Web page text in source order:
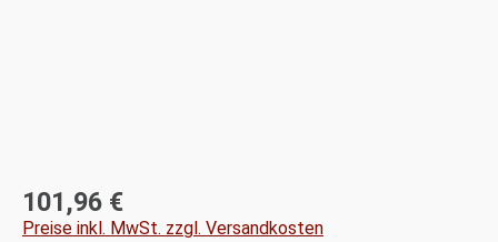
Regulärer Preis:
101,96 €
Preise inkl. MwSt. zzgl. Versandkosten